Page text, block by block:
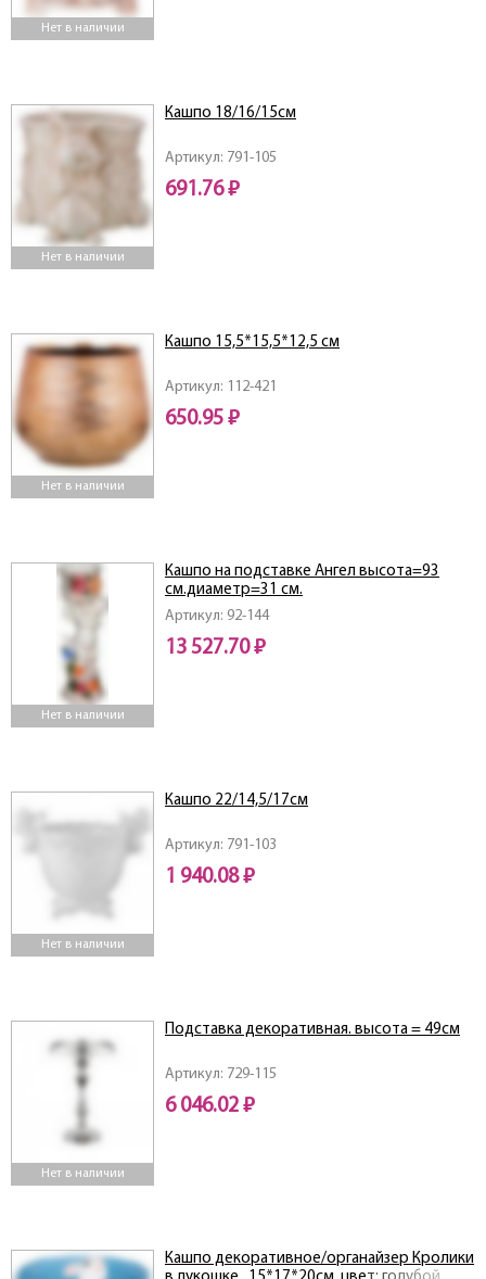
Нет в наличии
Нет в наличии
Артикул: 791-105
Кашпо 18/16/15см
691.76 ₽
Нет в наличии
Артикул: 112-421
Кашпо 15,5*15,5*12,5 см
650.95 ₽
Нет в наличии
Артикул: 92-144
Кашпо на подставке Ангел высота=93
см.диаметр=31 см.
13 527.70 ₽
Нет в наличии
Артикул: 791-103
Кашпо 22/14,5/17см
1 940.08 ₽
Нет в наличии
Артикул: 729-115
Подставка декоративная. высота = 49см
6 046.02 ₽
Кашпо декоративное/органайзер Кролики